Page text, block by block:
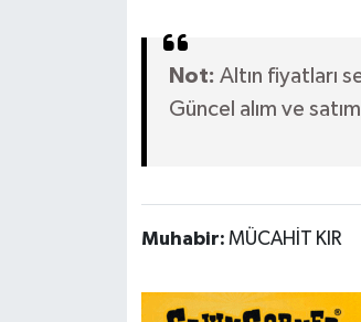
Not: Altın fiyatları
Güncel alım ve
Muhabir: MÜCAHİT KIR